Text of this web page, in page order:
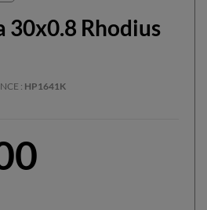
30x0.8 Rhodius
HP1641K